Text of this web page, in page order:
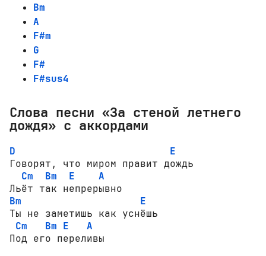
Bm
A
F#m
G
F#
F#sus4
Слова песни «За стеной летнего
дождя» с аккордами
D
E
Говорят, что миром правит дождь
Cm
Bm E
A
Bm
E
Ты не заметишь как уснёшь
Cm
Bm E
A
Под его переливы